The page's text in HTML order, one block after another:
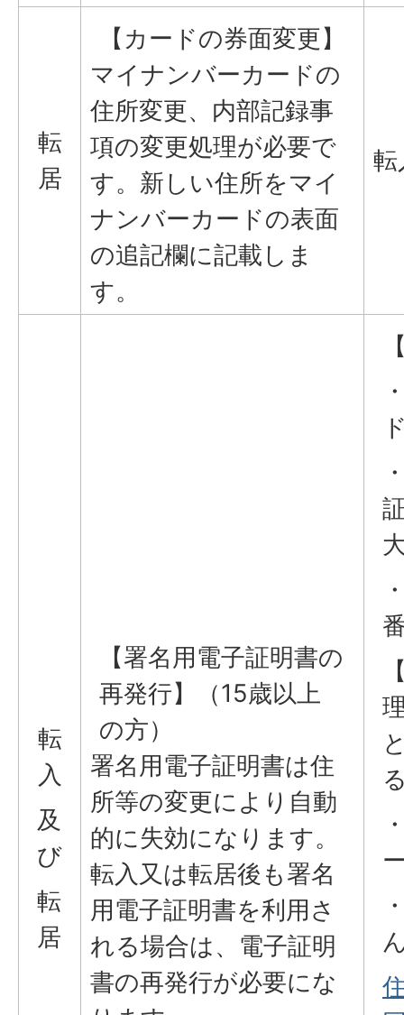
転
居
【カードの券面変更】
マイナンバーカードの
住所変更、内部記録事
項の変更処理が必要で
す。新しい住所をマイ
ナンバーカードの表面
の追記欄に記載しま
す。
転
転
入
及
び
転
居
【署名用電子証明書の
再発行】（15歳以上
の方）
署名用電子証明書は住
所等の変更により自動
的に失効になります。
転入又は転居後も署名
用電子証明書を利用さ
れる場合は、電子証明
書の再発行が必要にな